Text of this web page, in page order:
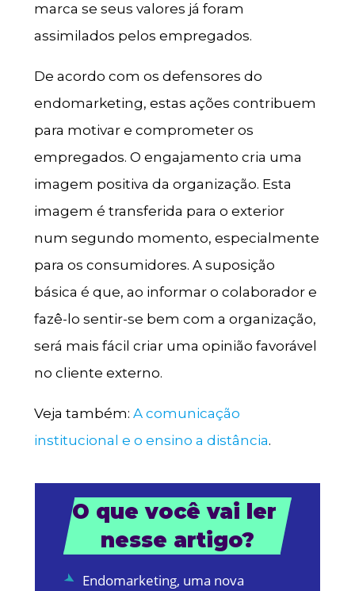
marca se seus valores já foram
assimilados pelos empregados.
De acordo com os defensores do
endomarketing, estas ações contribuem
para motivar e comprometer os
empregados. O engajamento cria uma
imagem positiva da organização. Esta
imagem é transferida para o exterior
num segundo momento, especialmente
para os consumidores. A suposição
básica é que, ao informar o colaborador e
fazê-lo sentir-se bem com a organização,
será mais fácil criar uma opinião favorável
no cliente externo.
Veja também: A comunicação
institucional e o ensino a distância.
O que você vai ler
nesse artigo?
Endomarketing, uma nova